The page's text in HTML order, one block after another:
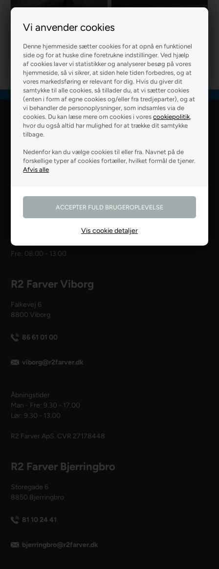
Vi anvender cookies
Denne hjemmeside sætter cookies for at opnå en funktionel
side og for at huske dine foretrukne indstillinger. Ved hjælp
af cookies laver vi statistikker og analyserer besøg på vores
hjemmeside, så vi sikrer, at siden hele tiden forbedres, og at
vores markedsføring er relevant for dig. Hvis du giver dit
samtykke til alle cookies, så tillader du, at vi sætter cookies
(enten i form af egne cookies og/eller fra tredjeparter), og at
vi behandler de personoplysninger, som indsamles via de
cookies. Du kan læse mere om cookies i vorescookiepolitik,
hvor du også altid har mulighed for at trække dit samtykke
tilbage.
Nedenfor kan du vælge cookies til eller fra. Navnet på de
forskellige typer af cookies fortæller, hvilket formål de tjener.
Vis cookie detaljer
R2 MURER
R2 Farver Webshop
8800 Viborg
28 99 50 14
webshop@r2.dk
Man - tors: 08.00 - 16.00
Fre: 08.00 - 13.00
R2 Farver Viborg
Falkevej 6
8800 Viborg
86 61 01 00
viborg@r2farver.dk
Åbningstider
Man - Fre: 9.30 - 17.00
Lør: 9.30 - 13.00
R2 Farver ApS. CVR 27178448
R2 Farver Bjerringbro
Storegade 6
8850 Bjerringbro
81 10 24 41
bjerringbro@r2farver.dk